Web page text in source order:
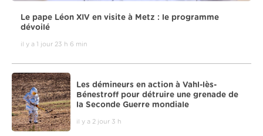
Le pape Léon XIV en visite à Metz : le programme
dévoilé
il y a 1 jour 23 h 6 min
Les démineurs en action à Vahl-lès-
Bénestroff pour détruire une grenade de
la Seconde Guerre mondiale
il y a 2 jour 3 h